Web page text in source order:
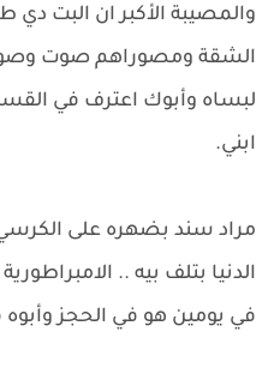
والمصيبة الأكبر ان البت
الشقة ومصوراهم صوت
لبساه وأبوك اعترف في
ابني.
مراد سند بضهره على
الدنيا بتلف بيه ..
في يومين هو في الحجز